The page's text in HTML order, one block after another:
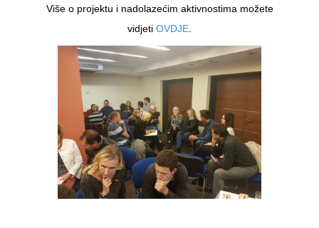
Više o projektu i nadolazećim aktivnostima možete
vidjeti OVDJE